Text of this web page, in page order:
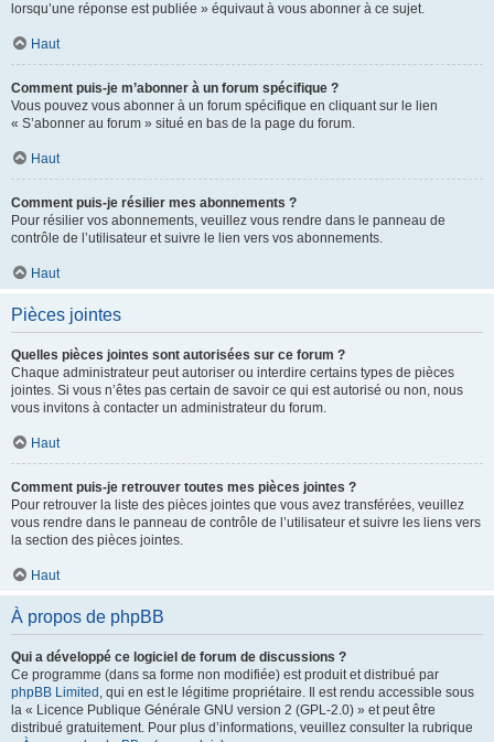
lorsqu’une réponse est publiée » équivaut à vous abonner à ce sujet.
Haut
Comment puis-je m’abonner à un forum spécifique ?
Vous pouvez vous abonner à un forum spécifique en cliquant sur le lien
« S’abonner au forum » situé en bas de la page du forum.
Haut
Comment puis-je résilier mes abonnements ?
Pour résilier vos abonnements, veuillez vous rendre dans le panneau de
contrôle de l’utilisateur et suivre le lien vers vos abonnements.
Haut
Pièces jointes
Quelles pièces jointes sont autorisées sur ce forum ?
Chaque administrateur peut autoriser ou interdire certains types de pièces
jointes. Si vous n’êtes pas certain de savoir ce qui est autorisé ou non, nous
vous invitons à contacter un administrateur du forum.
Haut
Comment puis-je retrouver toutes mes pièces jointes ?
Pour retrouver la liste des pièces jointes que vous avez transférées, veuillez
vous rendre dans le panneau de contrôle de l’utilisateur et suivre les liens vers
la section des pièces jointes.
Haut
À propos de phpBB
Qui a développé ce logiciel de forum de discussions ?
Ce programme (dans sa forme non modifiée) est produit et distribué par
phpBB Limited , qui en est le légitime propriétaire. Il est rendu accessible sous
la « Licence Publique Générale GNU version 2 (GPL-2.0) » et peut être
distribué gratuitement. Pour plus d’informations, veuillez consulter la rubrique